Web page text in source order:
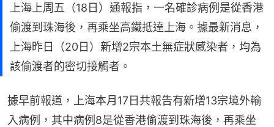
上海上周五（18日）通報指，一名確診病例是從香港
偷渡到珠海後，再乘坐高鐵抵達上海。據最新消息，
上海昨日（20日）新增2宗本土無症狀感染者，均為
該偷渡者的密切接觸者。
據早前報道，上海本月17日共報告有新增13宗境外輸
入病例，其中病例8是從香港偷渡到珠海後，再乘坐